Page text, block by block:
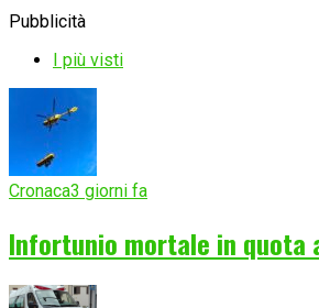
Pubblicità
I più visti
Cronaca3 giorni fa
Infortunio mortale in quota